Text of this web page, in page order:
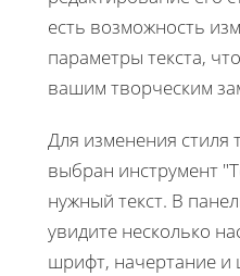
есть возможность
параметры текста,
вашим творческим
Для изменения стиля
выбран инструмент
нужный текст. В
увидите несколько
шрифт, начертание и